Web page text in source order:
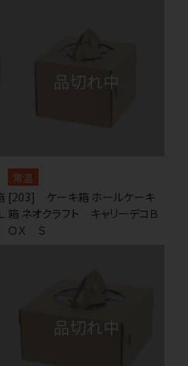
常温
[203] ケーキ箱 ホールケーキ
箱 ネオクラフト キャリーデコＢ
ＯＸ Ｓ